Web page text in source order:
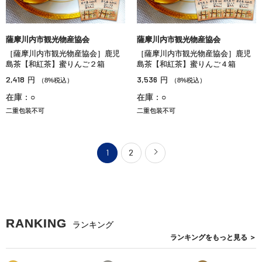
薩摩川内市観光物産協会
［薩摩川内市観光物産協会］鹿児
島茶【和紅茶】蜜りんご２箱
2,418 円 （8%税込）
在庫：○
二重包装不可
薩摩川内市観光物産協会
［薩摩川内市観光物産協会］鹿児
島茶【和紅茶】蜜りんご４箱
3,536 円 （8%税込）
在庫：○
二重包装不可
1 2
RANKING ランキング
ランキングをもっと見る ＞